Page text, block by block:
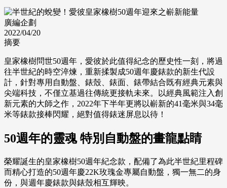
廣編企劃
2022/04/20
摘要
皇家橡樹問世50週年，愛彼於此值得紀念的歷史性一刻，將過
往半世紀的時空淬煉，重新揉製成50週年慶錶款的新生代設
計，針對專用自動盤、錶殼、錶面、錶帶結合既有經典元素與
尖端科技，不僅立基過往傳統更接軌未來。以經典風範注入創
新元素的大師之作，2022年下半年更將以嶄新的41毫米與34毫
米等錶款接棒閃耀，絕對值得錶迷屏息以待！
50週年的靈魂 特別自動盤的畫龍點睛
榮耀誕生的皇家橡樹50週年紀念款，配備了為此半世紀里程碑
而精心打造的50週年慶22K玫瑰金專屬自動盤，獨一無二的身
份，與週年慶錶款與錶殼相互輝映。